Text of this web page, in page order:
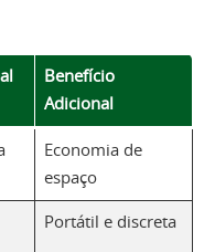
Benefício
Adicional
Economia de
espaço
Portátil e discreta